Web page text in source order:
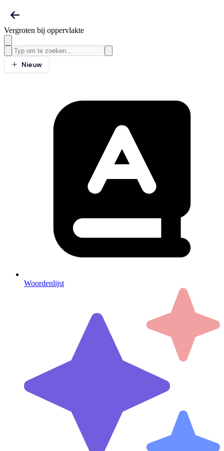
Vergroten bij oppervlakte
Nieuw
Woordenlijst